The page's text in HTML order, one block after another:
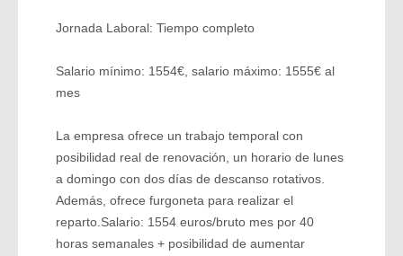
Jornada Laboral: Tiempo completo
Salario mínimo: 1554€, salario máximo: 1555€ al
mes
La empresa ofrece un trabajo temporal con
posibilidad real de renovación, un horario de lunes
a domingo con dos días de descanso rotativos.
Además, ofrece furgoneta para realizar el
reparto.Salario: 1554 euros/bruto mes por 40
horas semanales + posibilidad de aumentar